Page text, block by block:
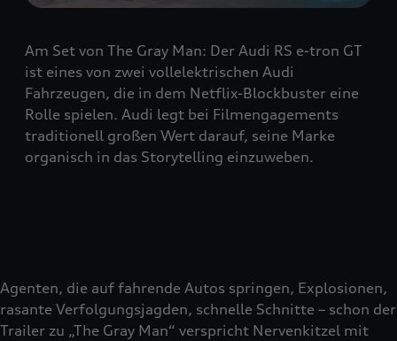
Am Set von The Gray Man: Der Audi RS e-tron GT
ist eines von zwei vollelektrischen Audi
Fahrzeugen, die in dem Netflix-Blockbuster eine
Rolle spielen. Audi legt bei Filmengagements
traditionell großen Wert darauf, seine Marke
organisch in das Storytelling einzuweben.
Agenten, die auf fahrende Autos springen, Explosionen,
rasante Verfolgungsjagden, schnelle Schnitte – schon der
Trailer zu „The Gray Man“ verspricht Nervenkitzel mit